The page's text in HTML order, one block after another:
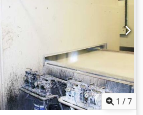
DN 300 mm -
ventilator (zie pdf) - 4 nozzles, elk
droging van bovenaf, verstelbaar - 4
breed, voor droging van onderaf,
- Transportsysteem met
roestvrij staal Technische
Finnrose - Type: Impregnation 1300 -
1.300 mm - Maximale
mm - Kortste onderdeellengte: 300
- Breedte: 1.860 mm - Hoogte:
voorraad Dcedpfxezf N D To Akpsk
1 /7